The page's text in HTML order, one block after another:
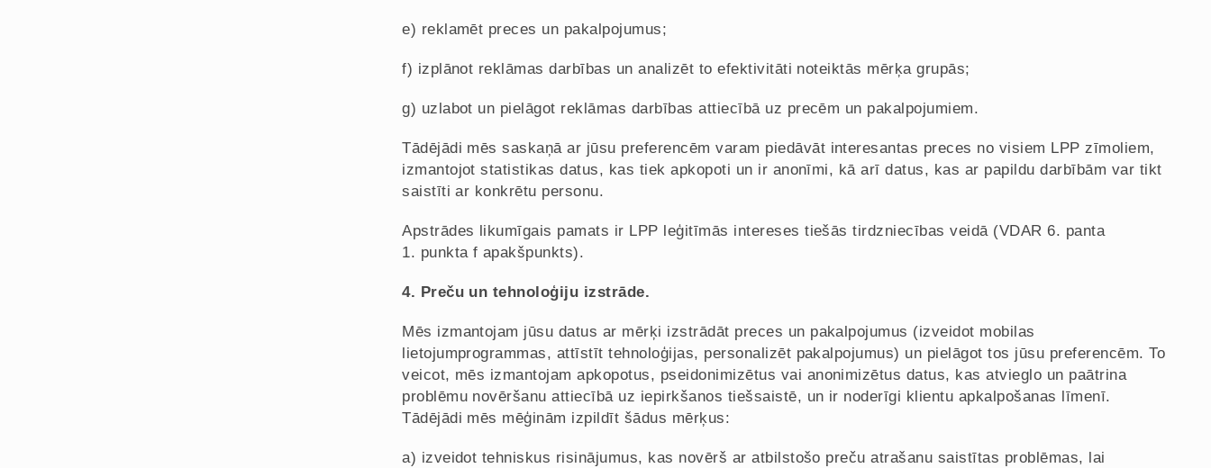
e) reklamēt preces un pakalpojumus;
f) izplānot reklāmas darbības un analizēt to efektivitāti noteiktās mērķa grupās;
g) uzlabot un pielāgot reklāmas darbības attiecībā uz precēm un pakalpojumiem.
Tādējādi mēs saskaņā ar jūsu preferencēm varam piedāvāt interesantas preces no visiem LPP zīmoliem,
izmantojot statistikas datus, kas tiek apkopoti un ir anonīmi, kā arī datus, kas ar papildu darbībām var tikt
saistīti ar konkrētu personu.
Apstrādes likumīgais pamats ir LPP leģitīmās intereses tiešās tirdzniecības veidā (VDAR 6. panta
1. punkta f apakšpunkts).
4. Preču un tehnoloģiju izstrāde.
Mēs izmantojam jūsu datus ar mērķi izstrādāt preces un pakalpojumus (izveidot mobilas
lietojumprogrammas, attīstīt tehnoloģijas, personalizēt pakalpojumus) un pielāgot tos jūsu preferencēm. To
veicot, mēs izmantojam apkopotus, pseidonimizētus vai anonimizētus datus, kas atvieglo un paātrina
problēmu novēršanu attiecībā uz iepirkšanos tiešsaistē, un ir noderīgi klientu apkalpošanas līmenī.
Tādējādi mēs mēģinām izpildīt šādus mērķus:
a) izveidot tehniskus risinājumus, kas novērš ar atbilstošo preču atrašanu saistītas problēmas, lai